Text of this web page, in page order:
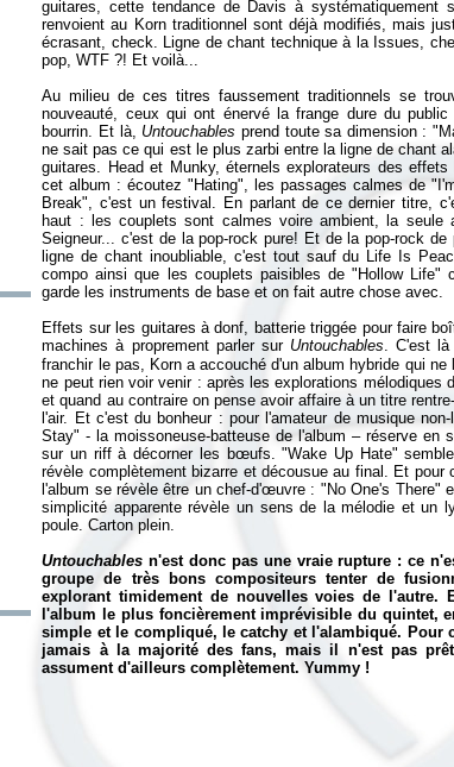
guitares, cette tendance de Davis à
renvoient au Korn traditionnel sont déjà modifiés, mais
écrasant, check. Ligne de chant technique à la Issues,
pop, WTF ?! Et voilà...
Au milieu de ces titres faussement traditionnels se
nouveauté, ceux qui ont énervé la frange dure du
bourrin. Et là, Untouchables prend toute sa dimension :
ne sait pas ce qui est le plus zarbi entre la ligne de chant
guitares. Head et Munky, éternels explorateurs des
cet album : écoutez "Hating", les passages calmes de
Break", c'est un festival. En parlant de ce dernier titre,
haut : les couplets sont calmes voire ambient, la
Seigneur... c'est de la pop-rock pure! Et de la pop-rock
ligne de chant inoubliable, c'est tout sauf du Life Is
compo ainsi que les couplets paisibles de "Hollow Life"
garde les instruments de base et on fait autre chose avec.
Effets sur les guitares à donf, batterie triggée pour faire
machines à proprement parler sur Untouchables. C'est là
franchir le pas, Korn a accouché d'un album hybride qui
ne peut rien voir venir : après les explorations
et quand au contraire on pense avoir affaire à un titre
l'air. Et c'est du bonheur : pour l'amateur de musique non-
Stay" - la moissoneuse-batteuse de l'album – réserve en
sur un riff à décorner les bœufs. "Wake Up Hate"
révèle complètement bizarre et décousue au final. Et
l'album se révèle être un chef-d'œuvre : "No One's There"
simplicité apparente révèle un sens de la mélodie et un
poule. Carton plein.
Untouchables n'est donc pas une vraie rupture : ce
groupe de très bons compositeurs tenter de
explorant timidement de nouvelles voies de
l'album le plus foncièrement imprévisible du quintet,
simple et le compliqué, le catchy et l'alambiqué. Pour
jamais à la majorité des fans, mais il n'est pas
assument d'ailleurs complètement. Yummy !